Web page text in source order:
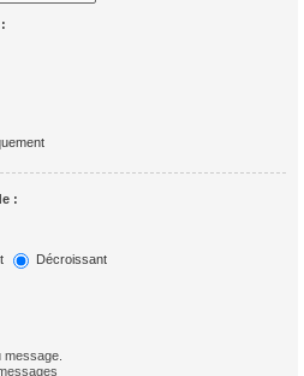
:
Décroissant
message.